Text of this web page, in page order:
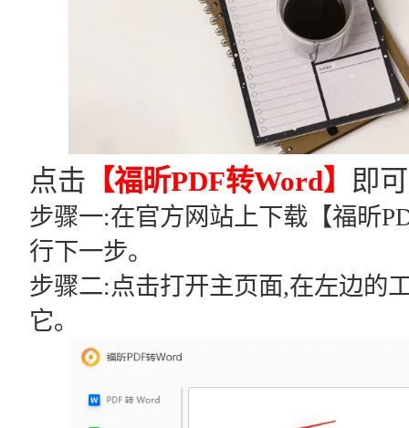
点击 【福昕PDF转Word】 即
步骤一:在官方网站上下载【福昕
行下一步。
步骤二:点击打开主页面,在左边的
它｡